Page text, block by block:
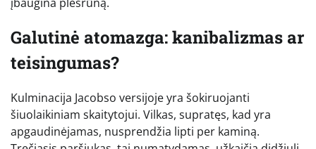
Galutinė atomazga: kanibalizmas ar
teisingumas?
Kulminacija Jacobso versijoje yra šokiruojanti
šiuolaikiniam skaitytojui. Vilkas, supratęs, kad yra
apgaudinėjamas, nusprendžia lipti per kaminą.